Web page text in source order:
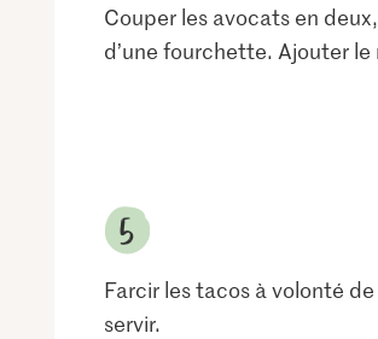
Couper les avocats en
d’une fourchette. Ajouter
Farcir les tacos à volonté
servir.